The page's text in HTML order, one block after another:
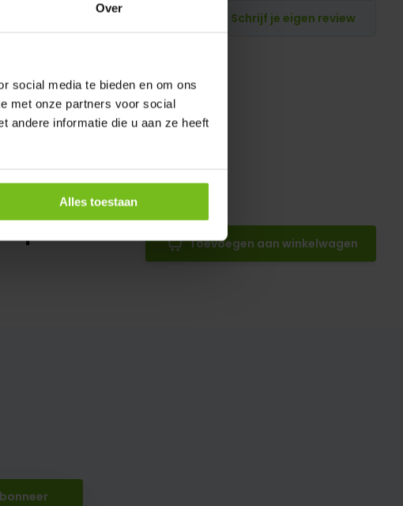
Over
social media te bieden en om ons
met onze partners voor social
andere informatie die u aan ze heeft
Alles toestaan
Schrijf je eigen review
Toevoegen aan winkelwagen